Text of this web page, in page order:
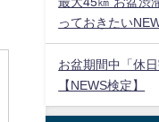
っておきたい
お盆期間中「休
【NEWS検定】